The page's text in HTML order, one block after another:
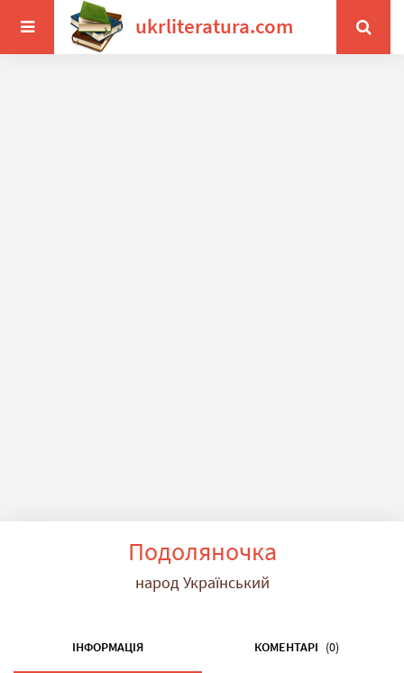
ukrliteratura.com
Подоляночка
народ Український
ІНФОРМАЦІЯ КОМЕНТАРІ (0)